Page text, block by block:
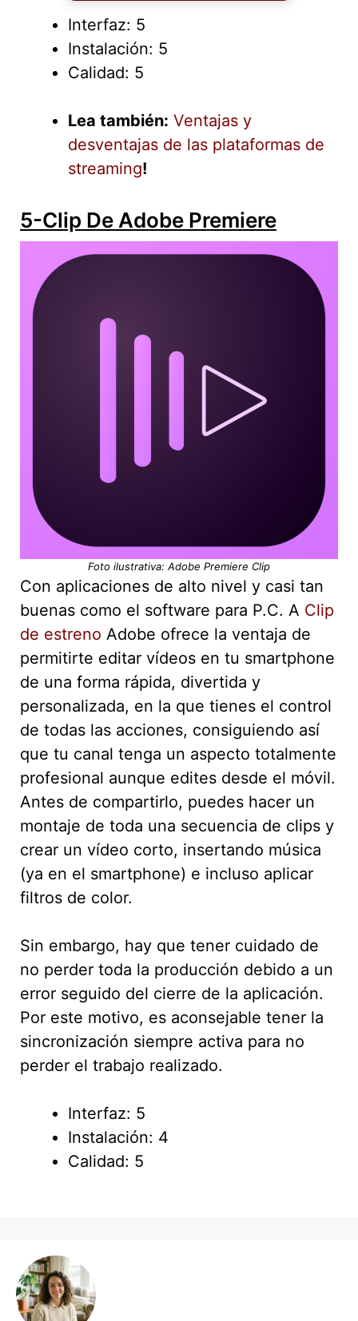
Interfaz: 5
Instalación: 5
Calidad: 5
Lea también: Ventajas y
desventajas de las plataformas de
streaming!
5-Clip De Adobe Premiere
Foto ilustrativa: Adobe Premiere Clip
Con aplicaciones de alto nivel y casi tan
buenas como el software para P.C. A Clip
de estreno Adobe ofrece la ventaja de
permitirte editar vídeos en tu smartphone
de una forma rápida, divertida y
personalizada, en la que tienes el control
de todas las acciones, consiguiendo así
que tu canal tenga un aspecto totalmente
profesional aunque edites desde el móvil.
Antes de compartirlo, puedes hacer un
montaje de toda una secuencia de clips y
crear un vídeo corto, insertando música
(ya en el smartphone) e incluso aplicar
filtros de color.
Sin embargo, hay que tener cuidado de
no perder toda la producción debido a un
error seguido del cierre de la aplicación.
Por este motivo, es aconsejable tener la
sincronización siempre activa para no
perder el trabajo realizado.
Interfaz: 5
Instalación: 4
Calidad: 5